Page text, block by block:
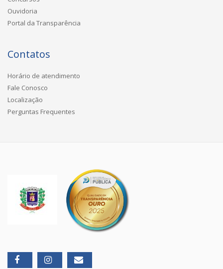
Ouvidoria
Portal da Transparência
Contatos
Horário de atendimento
Fale Conosco
Localização
Perguntas Frequentes